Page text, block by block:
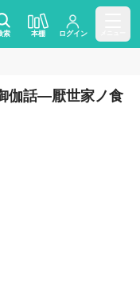
索 本棚 ログイン
伽話―厭世家ノ食